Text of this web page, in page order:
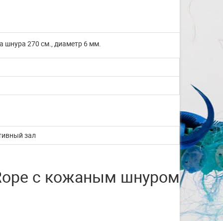
шнура 270 см., диаметр 6 мм.
зал
с кожаным шнуром